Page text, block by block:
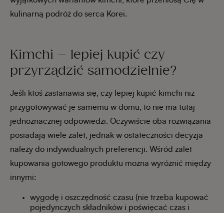
kulinarną podróż do serca Korei.
Kimchi – lepiej kupić czy
przyrządzić samodzielnie?
Jeśli ktoś zastanawia się, czy lepiej kupić kimchi niż
przygotowywać je samemu w domu, to nie ma tutaj
jednoznacznej odpowiedzi. Oczywiście oba rozwiązania
posiadają wiele zalet, jednak w ostateczności decyzja
należy do indywidualnych preferencji. Wśród zalet
kupowania gotowego produktu można wyróżnić między
innymi:
wygodę i oszczędność czasu (nie trzeba kupować
pojedynczych składników i poświęcać czas i